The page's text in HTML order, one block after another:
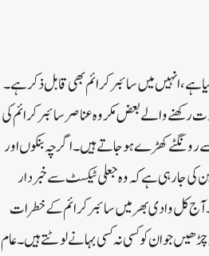
، انہیں میں سائبر کرائم بھی قابل ذکر ہے۔
رکھنے والے بعض مکروہ عناصر سائبر کرائم کی
رونگٹے کھڑے ہوجاتے ہیں۔اگرچہ بنکوں اور
جارہی ہے کہ وہ جعلی ٹیکسٹ سے خبر دار
کل وادی بھر میں سائبر کرائم کے خطرات
جو ان کو کسی نہ کسی بہانے لوٹتے ہیں۔عام